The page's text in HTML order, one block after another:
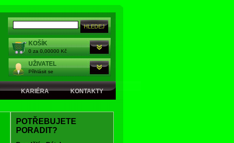
KOŠÍK
0 za 0,00000 Kč
UŽIVATEL
Přihlásit se
KARIÉRA KONTAKTY
POTŘEBUJETE
PORADIT?